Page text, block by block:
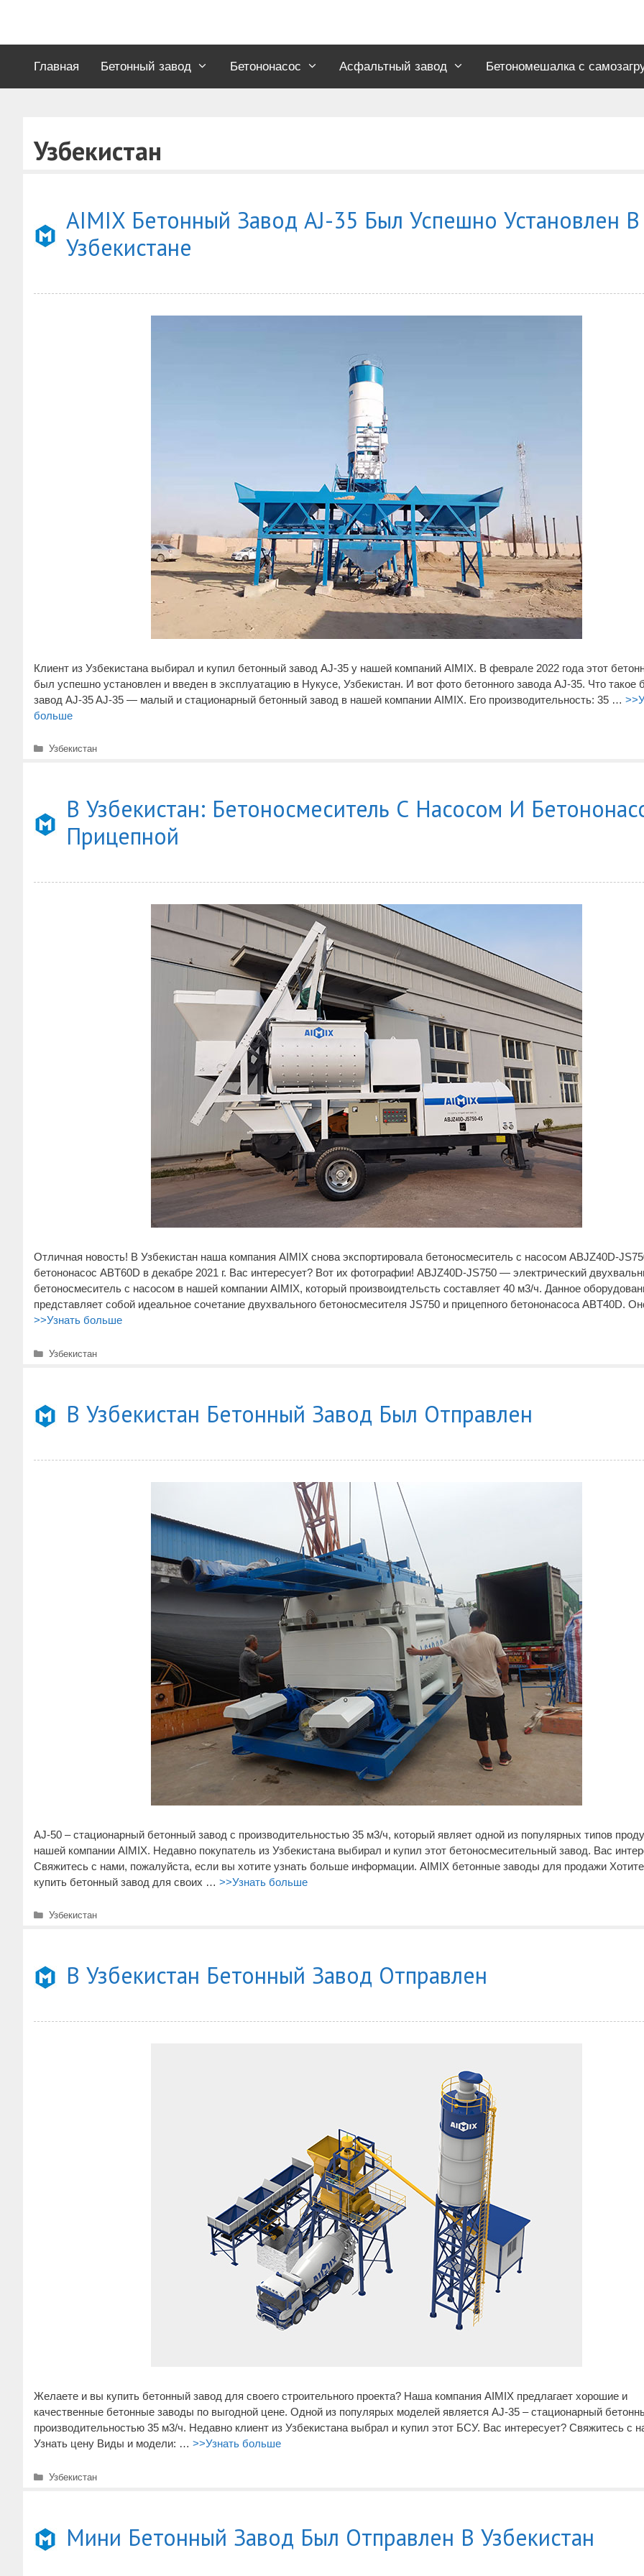
Главная Бетонный завод Бетононасос Асфальтный завод Бетономешалка с
Узбекистан
AIMIX Бетонный Завод AJ-35 Был Успешно Установлен В
Узбекистане
Клиент из Узбекистана выбирал и купил бетонный завод AJ-35 у нашей компаний AIMIX. В феврале 2022 года этот
был успешно установлен и введен в эксплуатацию в Нукусе, Узбекистан. И вот фото бетонного завода AJ-35. Что такое
завод AJ-35 AJ-35 — малый и стационарный бетонный завод в нашей компании AIMIX. Его производительность: 35 …
больше
Рубрики
Узбекистан
В Узбекистан: Бетоносмеситель С Насосом И
Прицепной
Отличная новость! В Узбекистан наша компания AIMIX снова экспортировала бетоносмеситель с насосом ABJZ40D-
бетононасос ABT60D в декабре 2021 г. Вас интересует? Вот их фотографии! ABJZ40D-JS750 — электрический
бетоносмеситель с насосом в нашей компании AIMIX, который произвоидтельсть составляет 40 м3/ч. Данное
представляет собой идеальное сочетание двухвального бетоносмесителя JS750 и прицепного бетононасоса ABT40D.
>>Узнать больше
Рубрики
Узбекистан
В Узбекистан Бетонный Завод Был Отправлен
AJ-50 – стационарный бетонный завод с производительностью 35 м3/ч, который являет одной из популярных типов
нашей компании AIMIX. Недавно покупатель из Узбекистана выбирал и купил этот бетоносмесительный завод. Вас
Свяжитесь с нами, пожалуйста, если вы хотите узнать больше информации. AIMIX бетонные заводы для продажи
купить бетонный завод для своих … >>Узнать больше
Рубрики
Узбекистан
В Узбекистан Бетонный Завод Отправлен
Желаете и вы купить бетонный завод для своего строительного проекта? Наша компания AIMIX предлагает хорошие и
качественные бетонные заводы по выгодной цене. Одной из популярых моделей является AJ-35 – стационарный
производительностью 35 м3/ч. Недавно клиент из Узбекистана выбрал и купил этот БСУ. Вас интересует? Свяжитесь с
Узнать цену Виды и модели: … >>Узнать больше
Рубрики
Узбекистан
Мини Бетонный Завод Был Отправлен В Узбекистан